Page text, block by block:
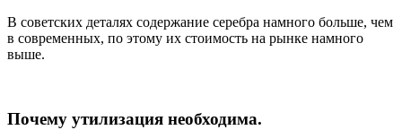
В советских деталях содержание серебра намного больше, чем
в современных, по этому их стоимость на рынке намного
выше.
Почему утилизация необходима.